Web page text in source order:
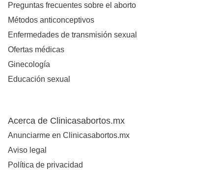
Preguntas frecuentes sobre el aborto
Métodos anticonceptivos
Enfermedades de transmisión sexual
Ofertas médicas
Ginecología
Educación sexual
Acerca de Clinicasabortos.mx
Anunciarme en Clinicasabortos.mx
Aviso legal
Política de privacidad